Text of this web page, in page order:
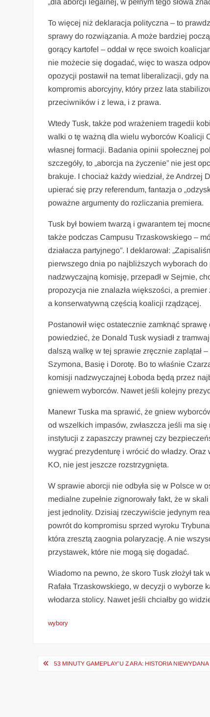
„dla aborcji legalnej, w pełnym tego słowa
To więcej niż deklaracja polityczna – to
sprawy do rozwiązania. A może bardziej
gorący kartofel – oddał w ręce swoich
nie możecie się dogadać, więc to wasza
opozycji postawił na temat liberalizacji, gdy
kompromis aborcyjny, który przez lata
przeciwników i z lewa, i z prawa.
Wtedy Tusk, także pod wrażeniem tragedii
walki o tę ważną dla wielu wyborców Koalicji
własnej formacji. Badania opinii społecznej
szczegóły, to „aborcja na życzenie” nie jest
brakuje. I chociaż każdy wiedział, że Andrzej
upierać się przy referendum, fantazja o
poważne argumenty do rozliczania premiera.
Tusk był bowiem twarzą i gwarantem tej
także podczas Campusu Trzaskowskiego –
działacza partyjnego”. I deklarował:
pierwszego dnia po najbliższych wyborach do
nadzwyczajną komisję, przepadł w Sejmie,
propozycja nie znalazła większości, a
a konserwatywną częścią koalicji rządzącej.
Postanowił więc ostatecznie zamknąć
powiedzieć, że Donald Tusk wysiadł z
dalszą walkę w tej sprawie zręcznie zaplątał
Szymona, Basię i Dorotę. Bo to właśnie
komisji nadzwyczajnej Łoboda będą przez
gniewem wyborców. Nawet jeśli kolejny
Manewr Tuska ma sprawić, że gniew
od wszelkich impasów, zwłaszcza jeśli ma
instytucji z zapaszczy prawnej czy
wygrać prezydenturę i wrócić do władzy.
KO, nie jest jeszcze rozstrzygnięta.
W sprawie aborcji nie odbyła się w Polsce w
medialne zupełnie zignorowały fakt, że w
jest jednolity. Dzisiaj rzeczywiście jedynym
powrót do kompromisu sprzed wyroku
która zresztą zaognia polaryzację. A nie
przystawek, które nie mogą się dogadać.
Wiadomo na pewno, że skoro Tusk złożył
Rafała Trzaskowskiego, w decyzji o wyborze
włodarza stolicy. Nawet jeśli chciałby go
wybory
Nawigacja
53 MINUTY GAMEPLAY’U Z ARA: HISTORIA